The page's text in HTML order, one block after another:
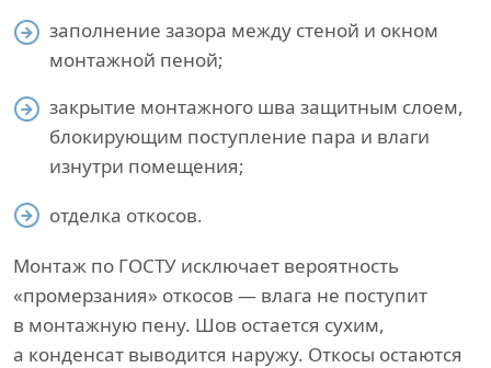
заполнение зазора между стеной и окном
монтажной пеной;
закрытие монтажного шва защитным слоем,
блокирующим поступление пара и влаги
изнутри помещения;
отделка откосов.
Монтаж по ГОСТУ исключает вероятность
«промерзания» откосов — влага не поступит
в монтажную пену. Шов остается сухим,
а конденсат выводится наружу. Откосы остаются